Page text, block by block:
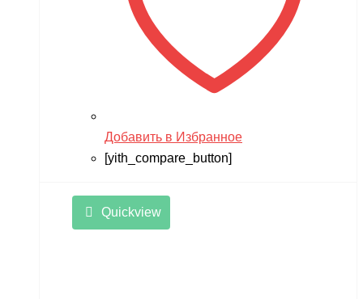
Добавить в Избранное
[yith_compare_button]
Quickview